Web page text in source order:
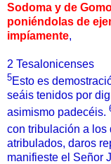
Sodoma y de
poniéndolas de
impíamente,
2 Tesalonicenses
5Esto es
seáis tenidos por
asimismo padecéis.
con tribulación a los
atribulados, daros
manifieste el Señor